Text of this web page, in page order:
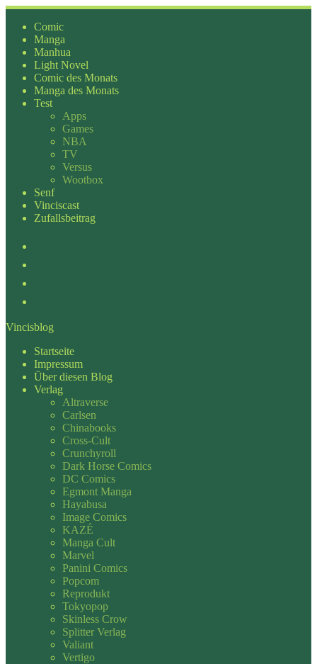
Zum
Inhalt
springen
Comic
Manga
Manhua
Light Novel
Comic des Monats
Manga des Monats
Test
Apps
Games
NBA
TV
Versus
Wootbox
Senf
Vinciscast
Zufallsbeitrag
Vincisblog
Startseite
Impressum
Über diesen Blog
Verlag
Altraverse
Carlsen
Chinabooks
Cross-Cult
Crunchyroll
Dark Horse Comics
DC Comics
Egmont Manga
Hayabusa
Image Comics
KAZÉ
Manga Cult
Marvel
Panini Comics
Popcom
Reprodukt
Tokyopop
Skinless Crow
Splitter Verlag
Valiant
Vertigo